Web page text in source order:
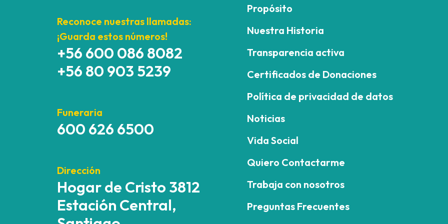
Reconoce nuestras llamadas:
¡Guarda estos números!
+56 600 086 8082
+56 80 903 5239
Funeraria
600 626 6500
Dirección
Hogar de Cristo 3812
Estación Central,
Propósito
Nuestra Historia
Transparencia activa
Certificados de Donaciones
Política de privacidad de datos
Noticias
Vida Social
Quiero Contactarme
Trabaja con nosotros
Preguntas Frecuentes